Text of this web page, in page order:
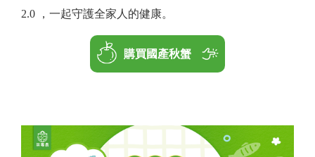
2.0 ，一起守護全家人的健康。
購買國產秋蟹